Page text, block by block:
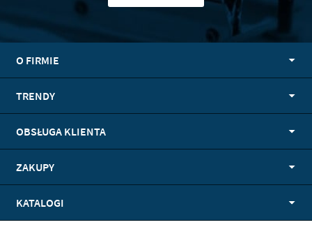
O FIRMIE
TRENDY
OBSŁUGA KLIENTA
ZAKUPY
KATALOGI